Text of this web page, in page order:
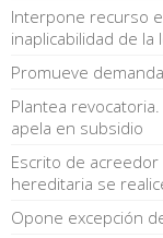
Interpone recurso
inaplicabilidad de la
Promueve
Plantea
apela en subsidio
Escrito de
hereditaria se
Opone excepción